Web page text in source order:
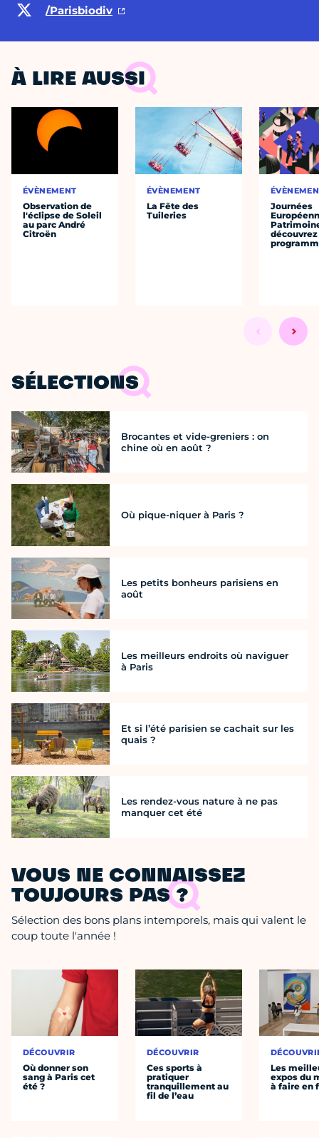
/Parisbiodiv
À LIRE AUSSI
ÉVÈNEMENT
Observation de
l'éclipse de Soleil
au parc André
Citroën
ÉVÈNEMENT
La Fête des
Tuileries
Journées
SÉLECTIONS
Brocantes et vide-greniers : on
chine où en août ?
Où pique-niquer à Paris ?
Les petits bonheurs parisiens en
août
Les meilleurs endroits où naviguer
à Paris
Et si l’été parisien se cachait sur les
quais ?
Les rendez-vous nature à ne pas
manquer cet été
VOUS NE CONNAISSEZ
TOUJOURS PAS ?
Sélection des bons plans intemporels, mais qui valent le
coup toute l'année !
DÉCOUVRIR
Où donner son
sang à Paris cet
été ?
DÉCOUVRIR
Ces sports à
pratiquer
tranquillement au
fil de l’eau
Les
expos du
à faire en